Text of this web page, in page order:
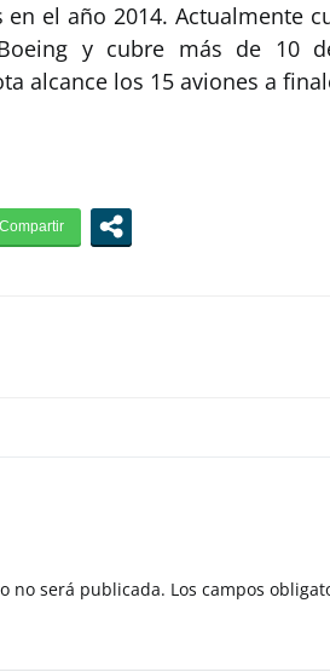
el año 2014. Actualmente
y cubre más de 10
alcance los 15 aviones a
no será publicada. Los campos